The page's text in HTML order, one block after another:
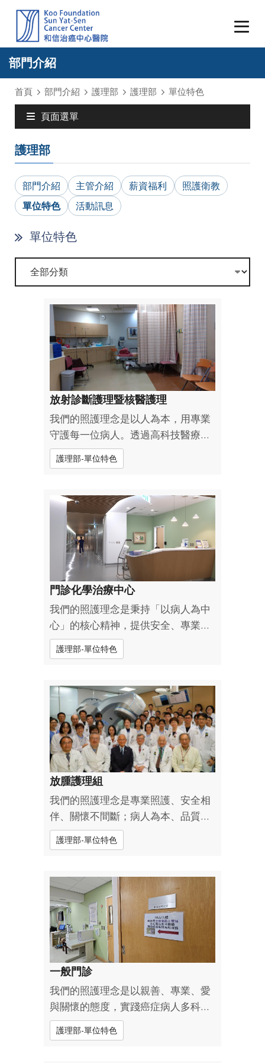
部門介紹
首頁 部門介紹 護理部 護理部 單位特色
頁面選單
護理部
部門介紹 主管介紹 薪資福利
照護衛教
單位特色
活動訊息
單位特色
放射診斷護理暨核醫護理
我們的照護理念是以人為本，用專業
守護每一位病人。透過高科技醫療影
像，我們串連的不只是診斷，更是信
任與溫暖。我們用心傾聽，用細心陪
發展核醫精準放射性治療，核醫護理
師肩負極為關鍵的角色，從療程解
說、藥物準備...
護理部-單位特色
門診化學治療中心
我們的照護理念是秉持「以病人為中
心」的核心精神，提供安全、專業且
具人性化的照護服務。嚴格遵循臨床
指引與標準作業流程，確保化學治
性，降低治療風險。同時設有PICC小
組與 TPN小組，分別提供全院 PICC
導管之放...
護理部-單位特色
放腫護理組
我們的照護理念是專業照護、安全相
伴、關懷不間斷；病人為本、品質為
先、溫暖同行；守護每一刻，照亮每
一步。我們除了治療/追蹤門診，也提
護（N-G、G-tube…）治療區，並且
於2014年率先成為亞洲實施「放射腫
瘤科病歷全...
護理部-單位特色
一般門診
我們的照護理念是以親善、專業、愛
與關懷的態度，實踐癌症病人多科暨
整合醫療服務功能，並提供病人整體
性與持續性之門診護理，體察並滿足
護理部-單位特色